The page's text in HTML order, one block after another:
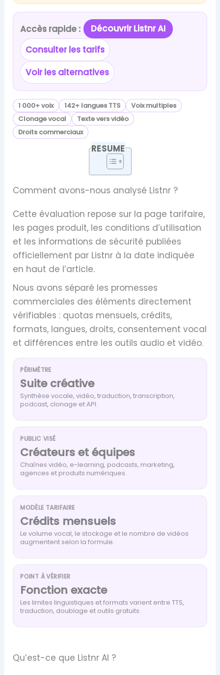
Accès rapide :
Découvrir Listnr AI
Consulter les tarifs
Voir les alternatives
1 000+ voix 142+ langues TTS
Voix multiples
Clonage vocal
Texte vers vidéo
Droits commerciaux
RESUME
Comment avons-nous analysé Listnr ?
Cette évaluation repose sur la page tarifaire,
les pages produit, les conditions d’utilisation
et les informations de sécurité publiées
officiellement par Listnr à la date indiquée
en haut de l’article.
Nous avons séparé les promesses
commerciales des éléments directement
vérifiables : quotas mensuels, crédits,
formats, langues, droits, consentement vocal
et différences entre les outils audio et vidéo.
PÉRIMÈTRE
Suite créative
Synthèse vocale, vidéo, traduction, transcription,
podcast, clonage et API.
PUBLIC VISÉ
Créateurs et équipes
Chaînes vidéo, e-learning, podcasts, marketing,
agences et produits numériques.
MODÈLE TARIFAIRE
Crédits mensuels
Le volume vocal, le stockage et le nombre de vidéos
augmentent selon la formule.
POINT À VÉRIFIER
Fonction exacte
Les limites linguistiques et formats varient entre TTS,
traduction, doublage et outils gratuits.
Qu’est-ce que Listnr AI ?